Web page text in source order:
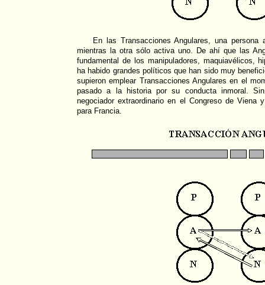
En las Transacciones Angulares, una
mientras la otra sólo activa uno. De ahí que las
fundamental de los manipuladores, maquiavélicos,
ha habido grandes políticos que han sido muy
supieron emplear Transacciones Angulares en el
pasado a la historia por su conducta inmoral.
negociador extraordinario en el Congreso de Viena
para Francia.